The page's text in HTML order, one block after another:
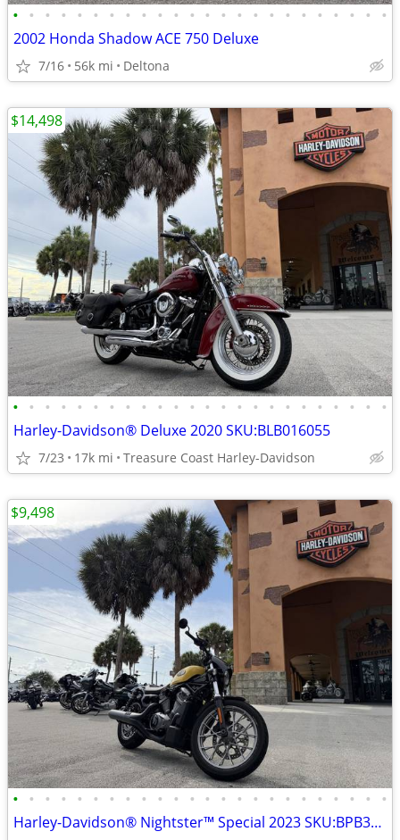
• • • • • • • • • • • • • • • • • • • • • • • •
2002 Honda Shadow ACE 750 Deluxe
7/16 56k mi Deltona
• • • • • • • • • • • • • • • • • • • • • • • •
Harley-Davidson® Deluxe 2020 SKU:BLB016055
7/23 17k mi Treasure Coast Harley-Davidson
$14,498
• • • • • • • • • • • • • • • • • • • • • • • •
Harley-Davidson® Nightster™ Special 2023 SKU:BPB309480
$9,498